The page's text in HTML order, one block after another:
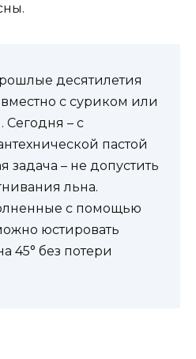
десятилетия
с суриком или
Сегодня – с
пастой
задача – не допустить
льна.
с помощью
юстировать
45° без потери